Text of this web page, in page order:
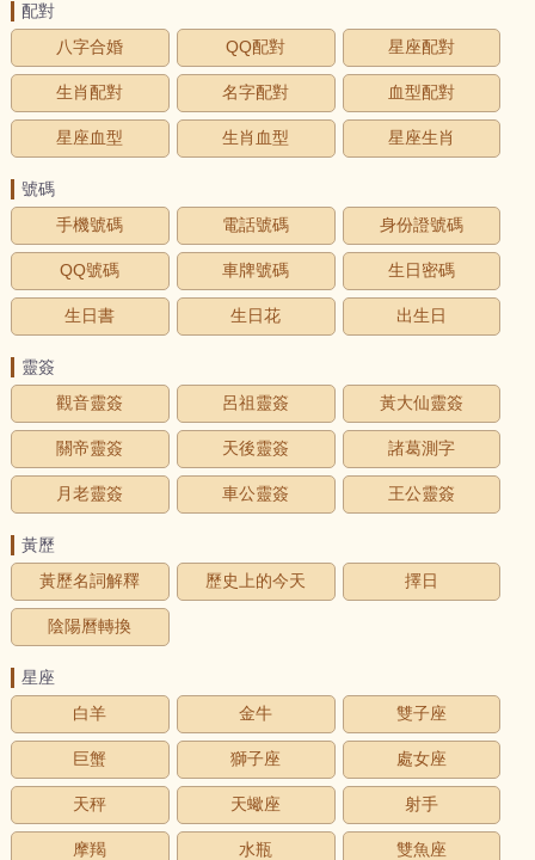
配對
八字合婚
QQ配對 星座配對
生肖配對 名字配對 血型配對
星座血型 生肖血型 星座生肖
號碼
手機號碼
電話號碼 身份證號碼
QQ號碼 車牌號碼 生日密碼
生日書 生日花 出生日
靈簽
觀音靈簽
呂祖靈簽 黃大仙靈簽
關帝靈簽 天後靈簽 諸葛測字
月老靈簽 車公靈簽 王公靈簽
黃歷
黃歷名詞解釋
歷史上的今天 擇日
陰陽曆轉換
星座
白羊
金牛 雙子座
巨蟹 獅子座 處女座
天秤 天蠍座 射手
摩羯 水瓶 雙魚座